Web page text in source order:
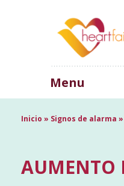
Menu
Inicio » Signos de alarma »
AUMENTO